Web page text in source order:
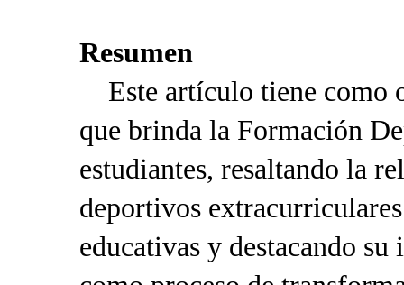
Resumen
Este artículo tiene como
que brinda la Formación
estudiantes, resaltando la
deportivos
educativas y destacando